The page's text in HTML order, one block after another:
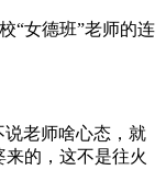
女德班”老师的连
老师啥心态，就
的，这不是往火